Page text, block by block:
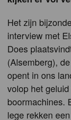
Het zijn
interview met
Does
(Alsemberg),
opent in ons
volop het
boormachines.
lege rekken